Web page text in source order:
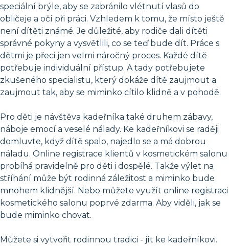
speciální brýle, aby se zabránilo vlétnutí vlasů do
obličeje a očí při práci. Vzhledem k tomu, že místo ještě
není dítěti známé. Je důležité, aby rodiče dali dítěti
správné pokyny a vysvětlili, co se teď bude dít. Práce s
dětmi je přeci jen velmi náročný proces. Každé dítě
potřebuje individuální přístup. A tady potřebujete
zkušeného specialistu, který dokáže dítě zaujmout a
zaujmout tak, aby se miminko cítilo klidně a v pohodě.
Pro děti je návštěva kadeřníka také druhem zábavy,
náboje emocí a veselé nálady. Ke kadeřníkovi se raději
domluvte, když dítě spalo, najedlo se a má dobrou
náladu. Online registrace klientů v kosmetickém salonu
probíhá pravidelně pro děti i dospělé. Takže výlet na
stříhání může být rodinná záležitost a miminko bude
mnohem klidnější. Nebo můžete využít online registraci
kosmetického salonu poprvé zdarma. Aby viděli, jak se
bude miminko chovat.
Můžete si vytvořit rodinnou tradici - jít ke kadeřníkovi.